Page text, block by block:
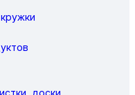
доски